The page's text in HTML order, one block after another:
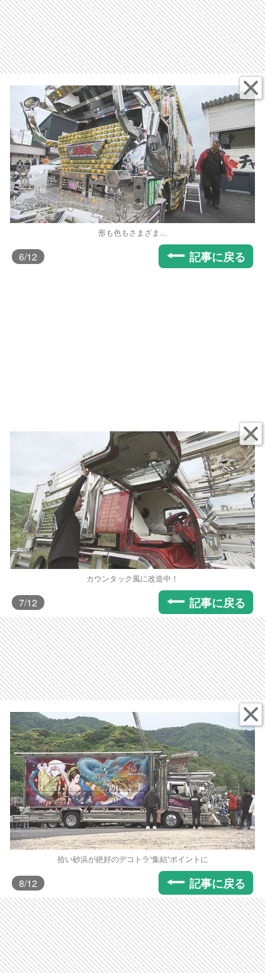
形も色もさまざま…
6/12 記事に戻る
カウンタック風に改造中！
7/12 記事に戻る
拾い砂浜が絶好のデコトラ“集結”ポイントに
8/12 記事に戻る